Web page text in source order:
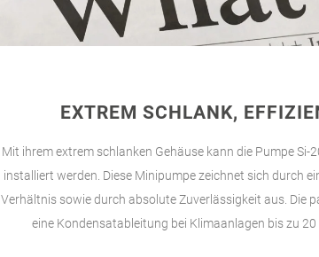
EXTREM SCHLANK,
Mit ihrem extrem schlanken Gehäuse kann die Pumpe
installiert werden. Diese Minipumpe zeichnet sich durch
Verhältnis sowie durch absolute Zuverlässigkeit aus. Die
eine Kondensatableitung bei Klimaanlagen bis zu